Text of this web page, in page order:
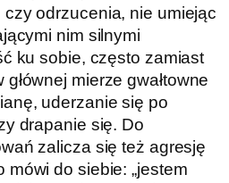
odrzucenia, nie umiejąc
nim silnymi
ku sobie, często zamiast
głównej mierze gwałtowne
uderzanie się po
drapanie się. Do
zalicza się też agresję
mówi do siebie: „jestem